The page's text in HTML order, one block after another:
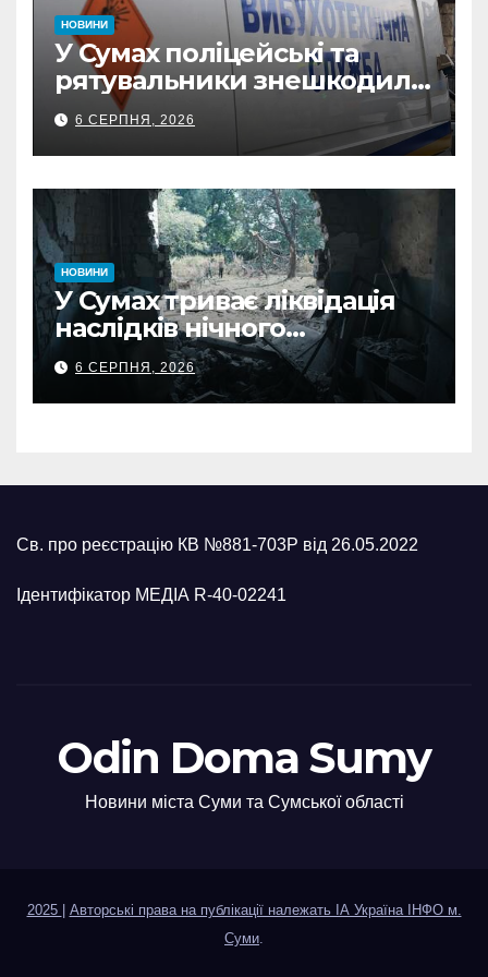
НОВИНИ
У Сумах поліцейські та
рятувальники знешкодили
500-кілограмову авіабомбу
росіян
6 СЕРПНЯ, 2026
НОВИНИ
У Сумах триває ліквідація
наслідків нічного
масованого удару КАБами
6 СЕРПНЯ, 2026
Св. про реєстрацію КВ №881-703Р від 26.05.2022
Ідентифікатор МЕДІА R-40-02241
Odin Doma Sumy
Новини міста Суми та Сумської області
2025
Авторські права на публікації належать ІА Україна ІНФО м.
Суми.